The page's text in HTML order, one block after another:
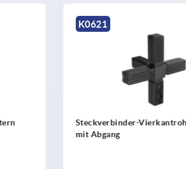
K0626
Steckverbinder-
mit einem Abgang